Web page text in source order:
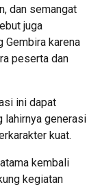
dan semangat
juga
Gembira karena
peserta dan
ini dapat
lahirnya generasi
kuat.
kembali
kegiatan